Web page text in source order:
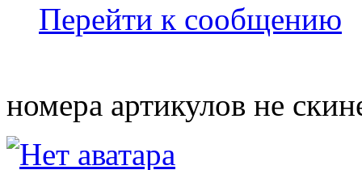
Перейти к сообщению
номера артикулов не